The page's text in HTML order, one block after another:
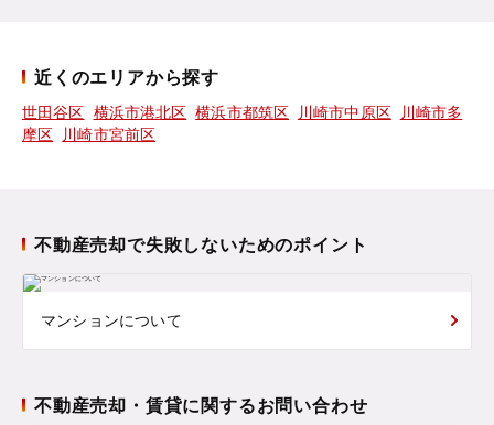
近くのエリアから探す
世田谷区 横浜市港北区 横浜市都筑区 川崎市中原区
川崎市多
摩区
川崎市宮前区
不動産売却で失敗しないためのポイント
マンションについて
不動産売却・賃貸に関するお問い合わせ